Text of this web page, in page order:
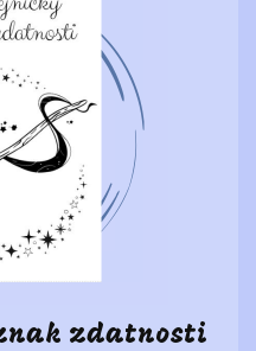
zdatnosti